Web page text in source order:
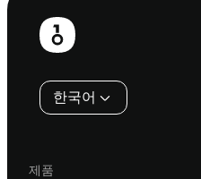
보
한국어
제품